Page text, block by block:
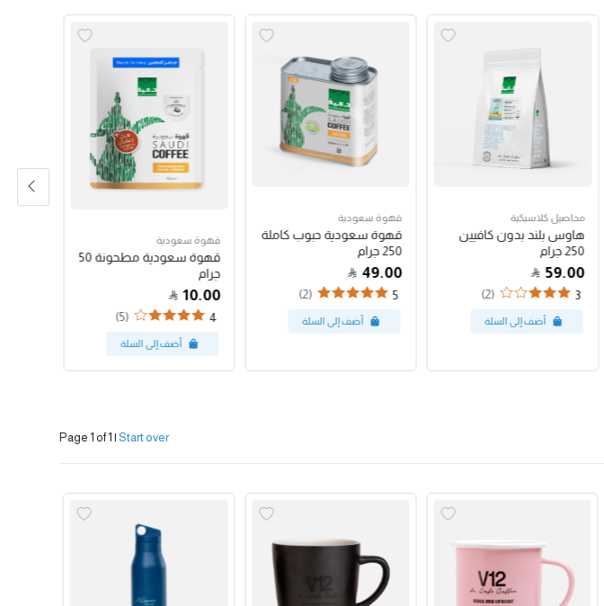
محاصيل كلاسيكية
هاوس بلند بدون كافيين
250 جرام
59.00
3
(2)
قهوة سعودية
قهوة سعودية حبوب كاملة
250 جرام
49.00
5
(2)
قهوة سعودية
قهوة سعودية مطحونة 50
جرام
10.00
4
(5)
Page 1 of 1 | Start over